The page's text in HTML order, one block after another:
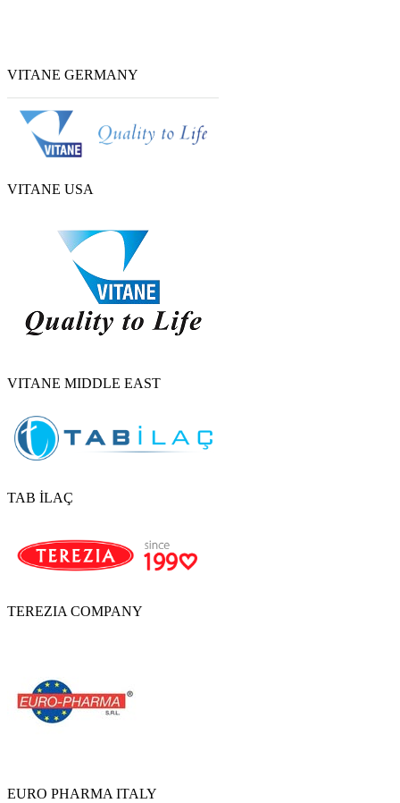
VITANE GERMANY
VITANE USA
VITANE MIDDLE EAST
TAB İLAÇ
TEREZIA COMPANY
EURO PHARMA ITALY